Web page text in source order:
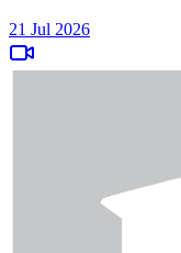
21 Jul 2026